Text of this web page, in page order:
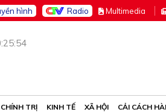
hình Radio Multimedia
CHÍNH TRỊ KINH TẾ XÃ HỘI CẢI CÁCH